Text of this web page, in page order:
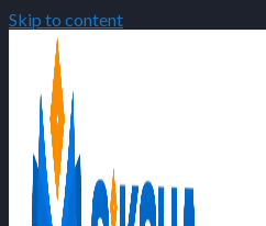
Skip to content